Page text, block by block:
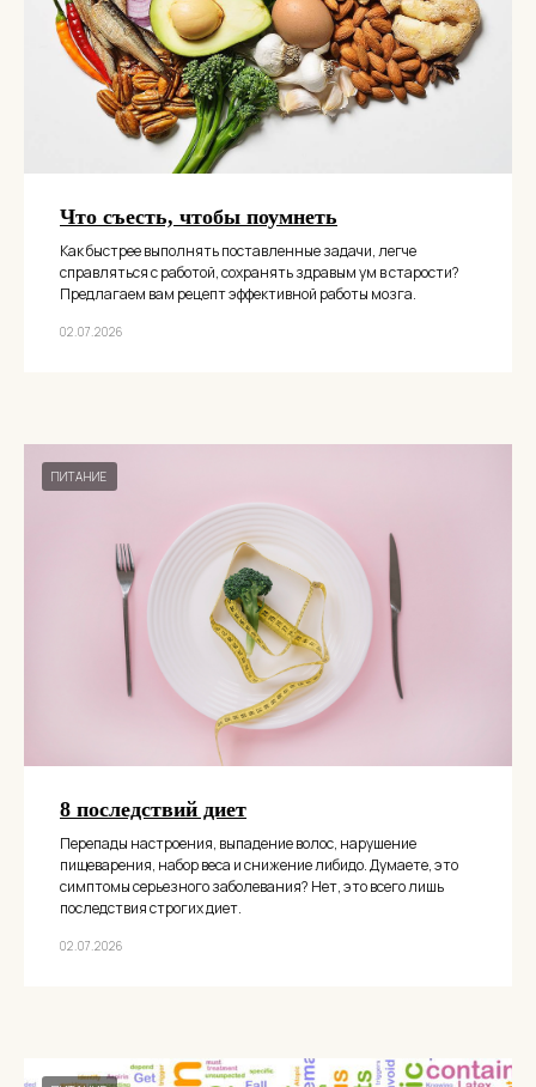
Что съесть, чтобы поумнеть
Как быстрее выполнять поставленные задачи, легче
справляться с работой, сохранять здравым ум в старости?
Предлагаем вам рецепт эффективной работы мозга.
02.07.2026
ПИТАНИЕ
8 последствий диет
Перепады настроения, выпадение волос, нарушение
пищеварения, набор веса и снижение либидо. Думаете, это
симптомы серьезного заболевания? Нет, это всего лишь
последствия строгих диет.
02.07.2026